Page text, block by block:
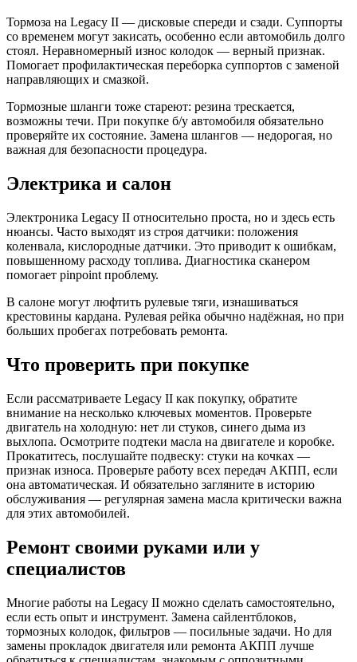
Тормоза на Legacy II — дисковые спереди и сзади. Суппорты
со временем могут закисать, особенно если автомобиль долго
стоял. Неравномерный износ колодок — верный признак.
Помогает профилактическая переборка суппортов с заменой
направляющих и смазкой.
Тормозные шланги тоже стареют: резина трескается,
возможны течи. При покупке б/у автомобиля обязательно
проверяйте их состояние. Замена шлангов — недорогая, но
важная для безопасности процедура.
Электрика и салон
Электроника Legacy II относительно проста, но и здесь есть
нюансы. Часто выходят из строя датчики: положения
коленвала, кислородные датчики. Это приводит к ошибкам,
повышенному расходу топлива. Диагностика сканером
помогает pinpoint проблему.
В салоне могут люфтить рулевые тяги, изнашиваться
крестовины кардана. Рулевая рейка обычно надёжная, но при
больших пробегах потребовать ремонта.
Что проверить при покупке
Если рассматриваете Legacy II как покупку, обратите
внимание на несколько ключевых моментов. Проверьте
двигатель на холодную: нет ли стуков, синего дыма из
выхлопа. Осмотрите подтеки масла на двигателе и коробке.
Прокатитесь, послушайте подвеску: стуки на кочках —
признак износа. Проверьте работу всех передач АКПП, если
она автоматическая. И обязательно загляните в историю
обслуживания — регулярная замена масла критически важна
для этих автомобилей.
Ремонт своими руками или у
специалистов
Многие работы на Legacy II можно сделать самостоятельно,
если есть опыт и инструмент. Замена сайлентблоков,
тормозных колодок, фильтров — посильные задачи. Но для
замены прокладок двигателя или ремонта АКПП лучше